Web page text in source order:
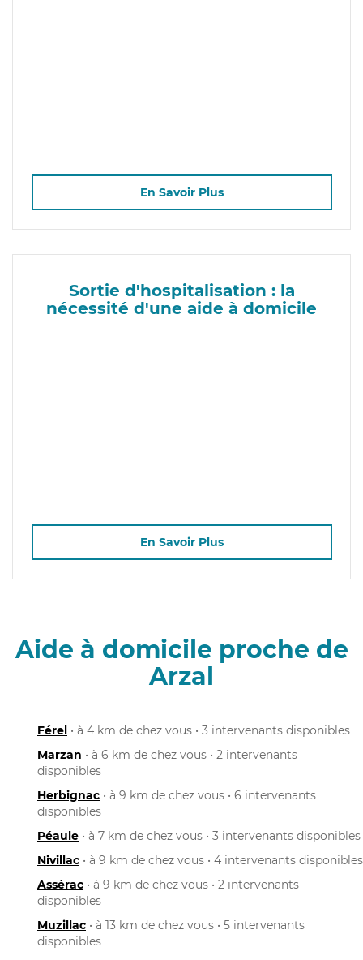
En Savoir Plus
Sortie d'hospitalisation : la
nécessité d'une aide à domicile
En Savoir Plus
Aide à domicile proche de
Arzal
Férel • à 4 km de chez vous • 3 intervenants disponibles
Marzan • à 6 km de chez vous • 2 intervenants
disponibles
Herbignac • à 9 km de chez vous • 6 intervenants
disponibles
Péaule • à 7 km de chez vous • 3 intervenants disponibles
Nivillac • à 9 km de chez vous • 4 intervenants disponibles
Assérac • à 9 km de chez vous • 2 intervenants
disponibles
Muzillac • à 13 km de chez vous • 5 intervenants
disponibles